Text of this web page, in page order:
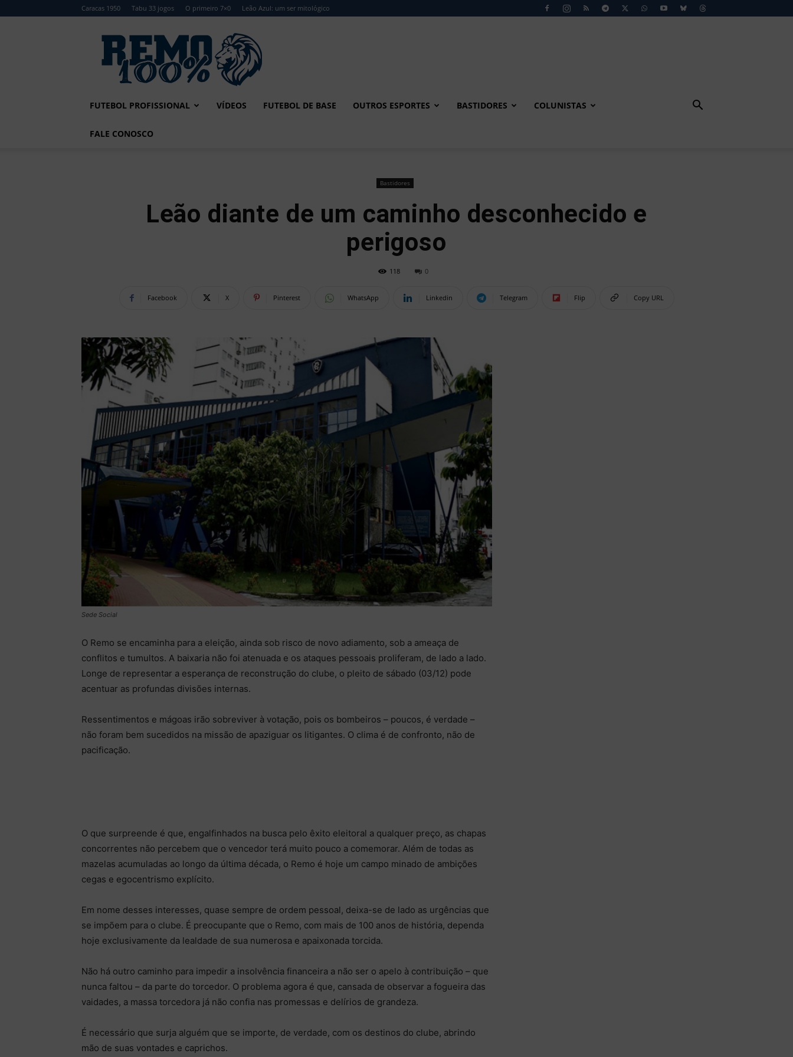
Caracas 1950 Tabu 33 jogos O primeiro 7×0 Leão Azul: um ser mitológico
Remo
FUTEBOL PROFISSIONAL VÍDEOS FUTEBOL DE BASE OUTROS ESPORTES BASTIDORES COLUNISTAS
FALE CONOSCO
Bastidores
Leão diante de um caminho desconhecido e
perigoso
118 0
Facebook X Pinterest WhatsApp Linkedin Telegram Flip Copy URL
Sede Social
O Remo se encaminha para a eleição, ainda sob risco de novo adiamento, sob a ameaça de
conflitos e tumultos. A baixaria não foi atenuada e os ataques pessoais proliferam, de lado a lado.
Longe de representar a esperança de reconstrução do clube, o pleito de sábado (03/12) pode
acentuar as profundas divisões internas.
Ressentimentos e mágoas irão sobreviver à votação, pois os bombeiros – poucos, é verdade –
não foram bem sucedidos na missão de apaziguar os litigantes. O clima é de confronto, não de
pacificação.
O que surpreende é que, engalfinhados na busca pelo êxito eleitoral a qualquer preço, as chapas
concorrentes não percebem que o vencedor terá muito pouco a comemorar. Além de todas as
mazelas acumuladas ao longo da última década, o Remo é hoje um campo minado de ambições
cegas e egocentrismo explícito.
Em nome desses interesses, quase sempre de ordem pessoal, deixa-se de lado as urgências que
se impõem para o clube. É preocupante que o Remo, com mais de 100 anos de história, dependa
hoje exclusivamente da lealdade de sua numerosa e apaixonada torcida.
Não há outro caminho para impedir a insolvência financeira a não ser o apelo à contribuição – que
nunca faltou – da parte do torcedor. O problema agora é que, cansada de observar a fogueira das
vaidades, a massa torcedora já não confia nas promessas e delírios de grandeza.
É necessário que surja alguém que se importe, de verdade, com os destinos do clube, abrindo
mão de suas vontades e caprichos.